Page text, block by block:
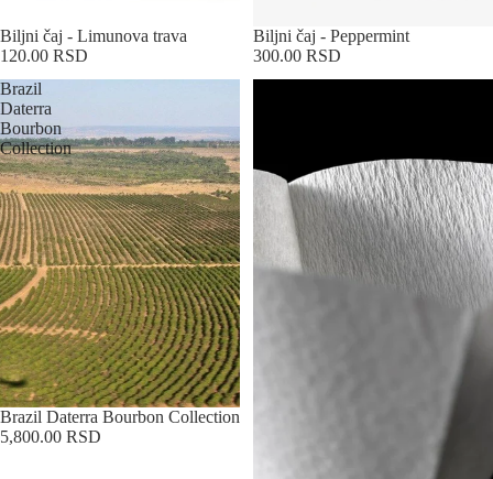
Biljni čaj - Limunova trava
120.00 RSD
Biljni čaj - Peppermint
300.00 RSD
Brazil
Daterra
Bourbon
Collection
Brazil Daterra Bourbon Collection
5,800.00 RSD